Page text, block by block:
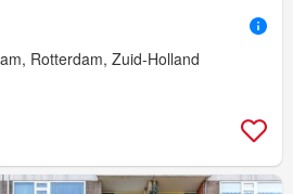
Rotterdam, Zuid-Holland